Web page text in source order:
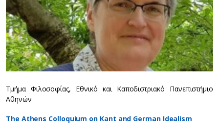
Τμήμα Φιλοσοφίας, Εθνικό και Καποδιστριακό Πανεπιστήμιο
Αθηνών
The Athens Colloquium on Kant and German Idealism